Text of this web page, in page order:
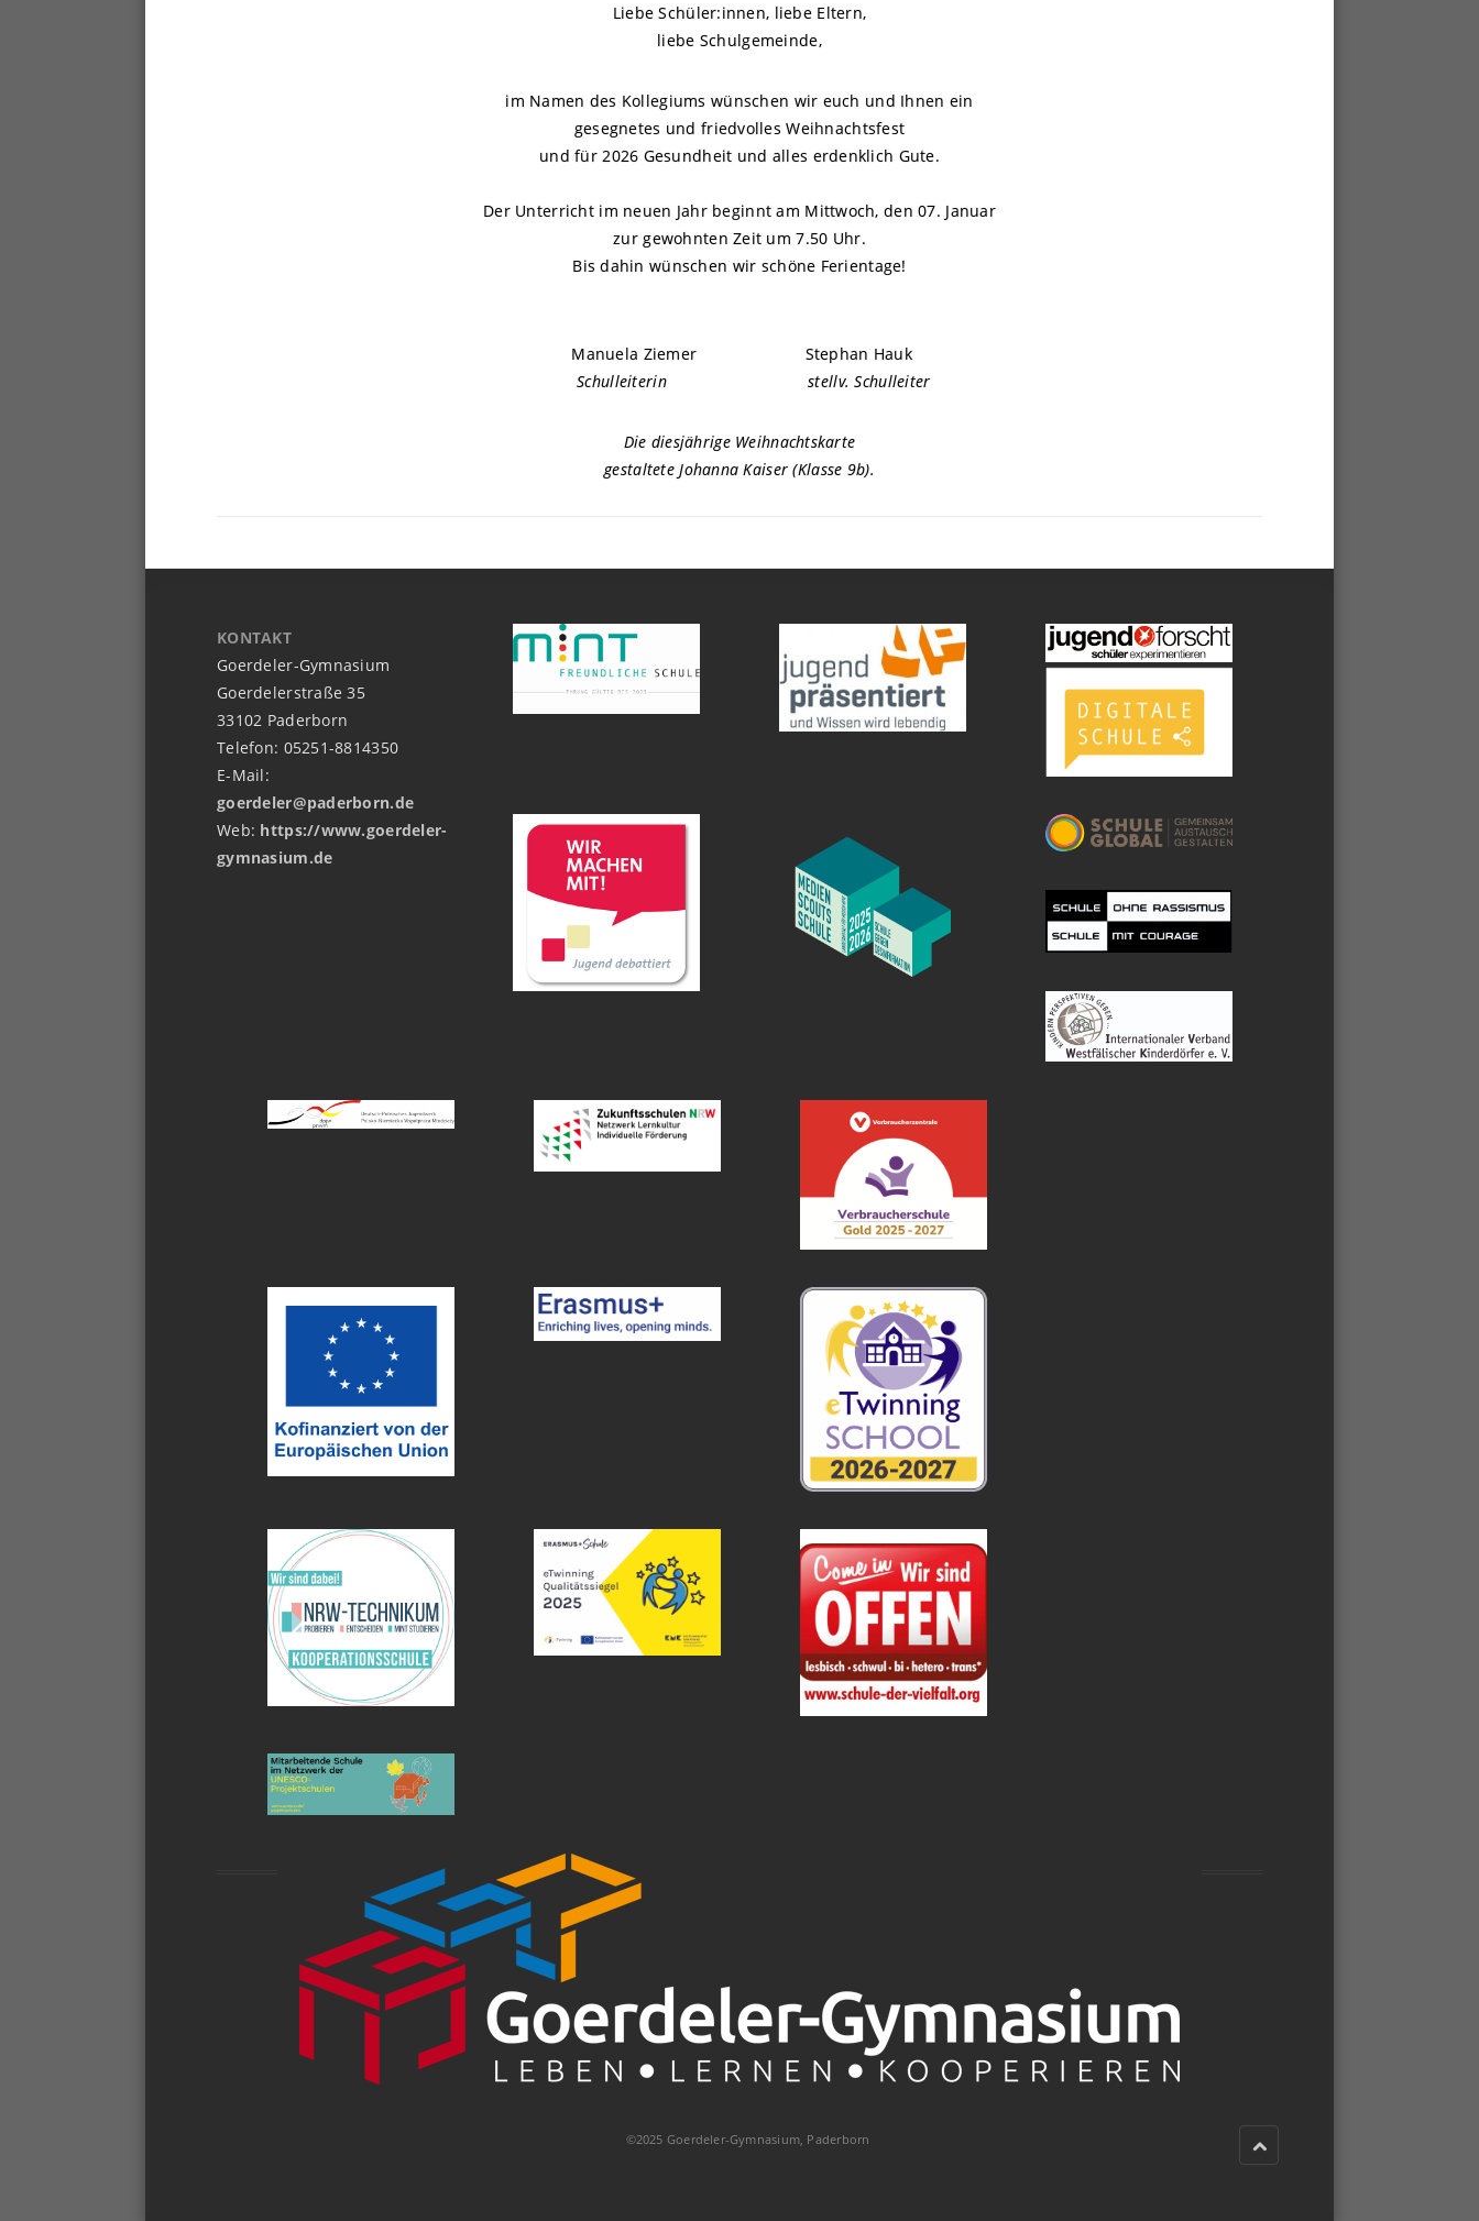
Liebe Schüler:innen, liebe Eltern,
liebe Schulgemeinde,
im Namen des Kollegiums wünschen wir euch und Ihnen ein
gesegnetes und friedvolles Weihnachtsfest
und für 2026 Gesundheit und alles erdenklich Gute.
Der Unterricht im neuen Jahr beginnt am Mittwoch, den 07. Januar
zur gewohnten Zeit um 7.50 Uhr.
Bis dahin wünschen wir schöne Ferientage!
Manuela Ziemer Stephan Hauk
Schulleiterin stellv. Schulleiter
Die diesjährige Weihnachtskarte
gestaltete Johanna Kaiser (Klasse 9b).
KONTAKT
Goerdeler-Gymnasium
Goerdelerstraße 35
33102 Paderborn
Telefon: 05251-8814350
E-Mail:
goerdeler@paderborn.de
Web: https://www.goerdeler-
gymnasium.de
©2025 Goerdeler-Gymnasium, Paderborn